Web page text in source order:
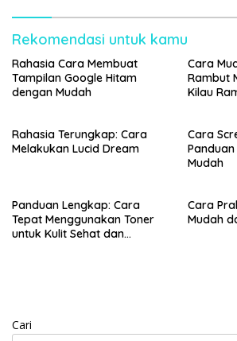
Rekomendasi untuk kamu
Rahasia Cara Membuat
Tampilan Google Hitam
dengan Mudah
Cara
Rambut
Kilau
Rahasia Terungkap: Cara
Melakukan Lucid Dream
Cara
Mudah
Panduan Lengkap: Cara
Tepat Menggunakan Toner
untuk Kulit Sehat dan
Cara
Mudah
Cari